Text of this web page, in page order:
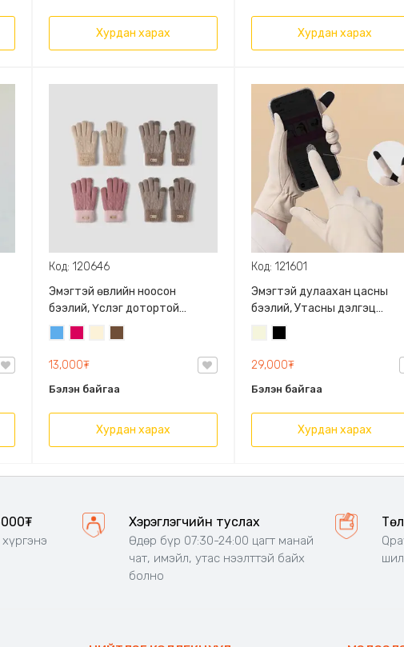
Хурдан харах Хурдан харах
Код: 120646
Эмэгтэй өвлийн ноосон
бээлий, Үслэг дотортой
өнгөлөг загвартай
13,000₮
Бэлэн байгаа
Хурдан харах
Код: 121601
Эмэгтэй дулаахан цасны
бээлий, Утасны дэлгэц
мэдрэгчтэй, Free Size,
даавуун материалтай, Гарын
хэмжээгээр сунадаг, цас
/
Бэйж/
29,000₮
Бэлэн байгаа
Хурдан харах
Хэрэглэгчийн туслах
Өдөр бүр 07:30-24:00 цагт манай
чат, имэйл, утас нээлттэй байх
болно